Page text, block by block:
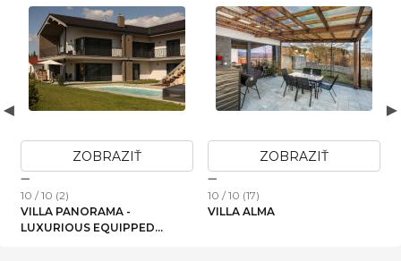
ZOBRAZIŤ
10 / 10 (2)
VILLA PANORAMA -
LUXURIOUS EQUIPPED
ZOBRAZIŤ
10 / 10 (17)
VILLA ALMA